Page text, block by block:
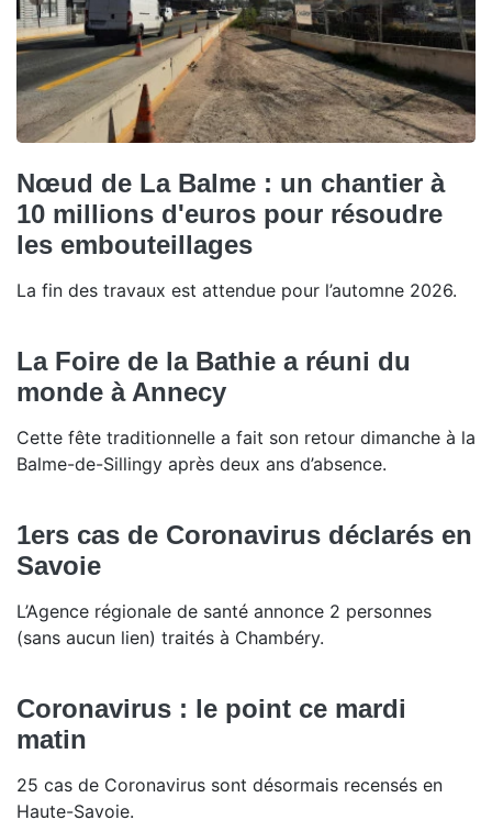
Nœud de La Balme : un chantier à
10 millions d'euros pour résoudre
les embouteillages
La fin des travaux est attendue pour l’automne 2026.
La Foire de la Bathie a réuni du
monde à Annecy
Cette fête traditionnelle a fait son retour dimanche à la
Balme-de-Sillingy après deux ans d’absence.
1ers cas de Coronavirus déclarés en
Savoie
L’Agence régionale de santé annonce 2 personnes
(sans aucun lien) traités à Chambéry.
Coronavirus : le point ce mardi
matin
25 cas de Coronavirus sont désormais recensés en
Haute-Savoie.